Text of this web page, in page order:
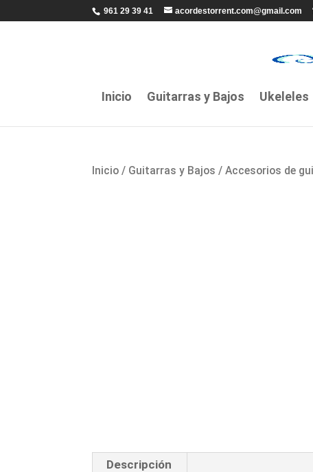
961 29 39 41 acordestorrent.com@gmail.com
Inicio Guitarras y Bajos Ukeleles
Inicio / Guitarras y Bajos /Accesorios de
Descripción